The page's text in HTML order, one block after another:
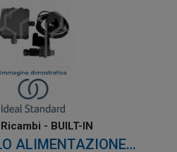
- BUILT-IN
ALIMENTAZIONE